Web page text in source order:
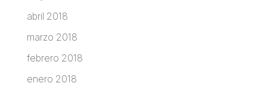
abril 2018
marzo 2018
febrero 2018
enero 2018